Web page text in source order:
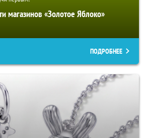
магазинов «Золотое Яблоко»
ПОДРОБНЕЕ